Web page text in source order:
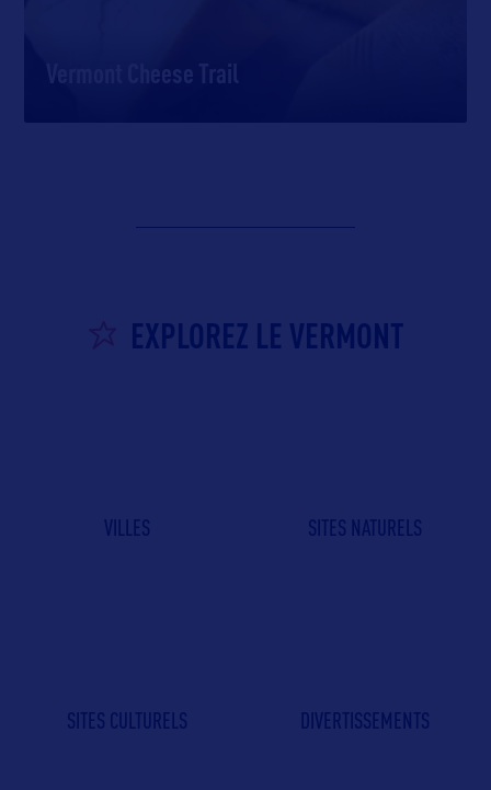
Vermont Cheese Trail
EXPLOREZ LE VERMONT
VILLES SITES NATURELS
SITES CULTURELS DIVERTISSEMENTS